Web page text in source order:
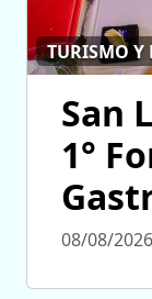
TURISMO Y
San
1°
08/08/